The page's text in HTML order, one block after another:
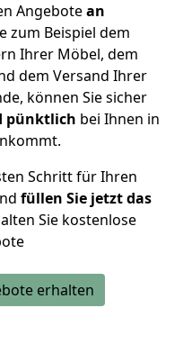
Angebotean
zum Beispiel dem
Ihrer Möbel, dem
dem Versand Ihrer
können Sie sicher
pünktlich bei Ihnen in
Schritt für Ihren
füllen Sie jetzt das
Sie kostenlose
erhalten